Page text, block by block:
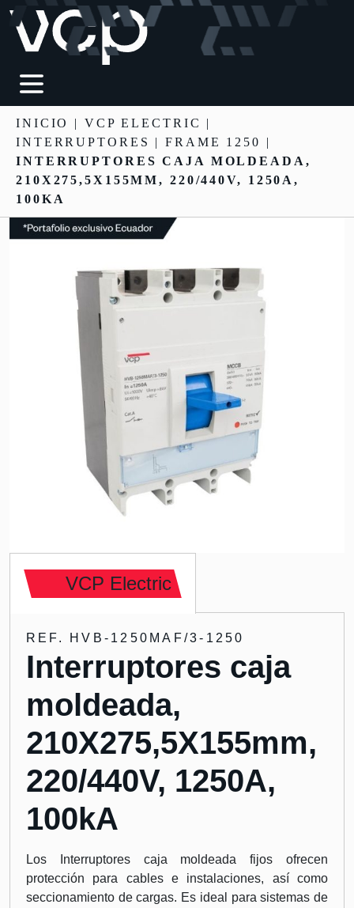
INICIO | VCP ELECTRIC
|
INTERRUPTORES
| FRAME 1250 |
INTERRUPTORES CAJA MOLDEADA,
210X275,5X155MM, 220/440V, 1250A,
100KA
VCP Electric
REF. HVB-1250MAF/3-1250
Interruptores caja
moldeada,
210X275,5X155mm,
220/440V, 1250A,
100kA
Los Interruptores caja moldeada fijos ofrecen
protección para cables e instalaciones, así como
seccionamiento de cargas. Es ideal para sistemas de